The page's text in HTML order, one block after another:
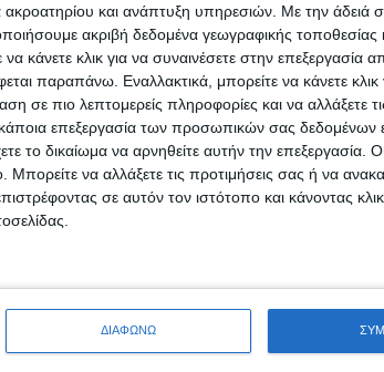
ακροατηρίου και ανάπτυξη υπηρεσιών. Με την άδειά
ακριβή δεδομένα γεωγραφικής τοποθεσίας
κλικ για να συναινέσετε στην επεξεργασία
παραπάνω. Εναλλακτικά, μπορείτε να κάνετε κλικ
σε πιο λεπτομερείς πληροφορίες και να αλλάξετε
επεξεργασία των προσωπικών σας δεδομένων
το δικαίωμα να αρνηθείτε αυτήν την επεξεργασία.
Μπορείτε να αλλάξετε τις προτιμήσεις σας ή να
σε αυτόν τον ιστότοπο και κάνοντας
ΔΙΑΦΩΝΩ